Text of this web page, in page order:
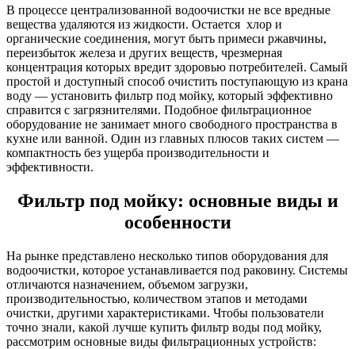
В процессе централизованной водоочистки не все вредные
вещества удаляются из жидкости. Остается хлор и
органические соединения, могут быть примеси ржавчины,
переизбыток железа и других веществ, чрезмерная
концентрация которых вредит здоровью потребителей. Самый
простой и доступный способ очистить поступающую из крана
воду — установить фильтр под мойку, который эффективно
справится с загрязнителями. Подобное фильтрационное
оборудование не занимает много свободного пространства в
кухне или ванной. Один из главных плюсов таких систем —
компактность без ущерба производительности и
эффективности.
Фильтр под мойку: основные виды и
особенности
На рынке представлено несколько типов оборудования для
водоочистки, которое устанавливается под раковину. Системы
отличаются назначением, объемом загрузки,
производительностью, количеством этапов и методами
очистки, другими характеристиками. Чтобы пользователи
точно знали, какой лучше купить фильтр воды под мойку,
рассмотрим основные виды фильтрационных устройств: